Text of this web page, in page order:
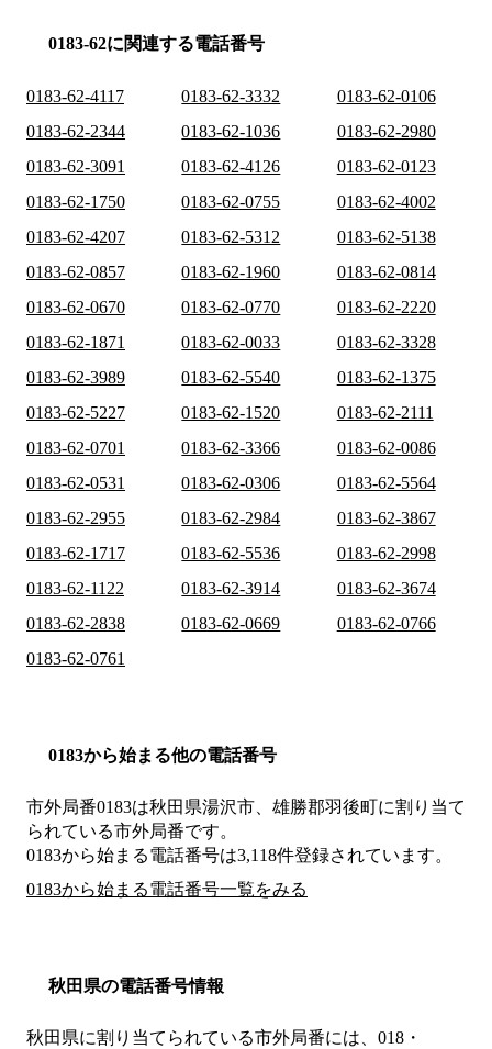
0183-62に関連する電話番号
0183-62-4117 0183-62-3332
0183-62-0106
0183-62-2344
0183-62-1036
0183-62-2980
0183-62-3091
0183-62-4126
0183-62-0123
0183-62-1750
0183-62-0755
0183-62-4002
0183-62-4207
0183-62-5312
0183-62-5138
0183-62-0857
0183-62-1960
0183-62-0814
0183-62-0670
0183-62-0770
0183-62-2220
0183-62-1871
0183-62-0033
0183-62-3328
0183-62-3989
0183-62-5540
0183-62-1375
0183-62-5227
0183-62-1520
0183-62-2111
0183-62-0701
0183-62-3366
0183-62-0086
0183-62-0531
0183-62-0306
0183-62-5564
0183-62-2955
0183-62-2984
0183-62-3867
0183-62-1717
0183-62-5536
0183-62-2998
0183-62-1122
0183-62-3914
0183-62-3674
0183-62-2838
0183-62-0669
0183-62-0766
0183-62-0761
0183から始まる他の電話番号
市外局番0183は秋田県湯沢市、雄勝郡羽後町に割り当て
られている市外局番です。
0183から始まる電話番号は3,118件登録されています。
0183から始まる電話番号一覧をみる
秋田県の電話番号情報
秋田県に割り当てられている市外局番には、018・